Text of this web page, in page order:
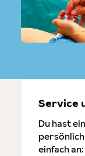
Service
Du hast
einfach an: